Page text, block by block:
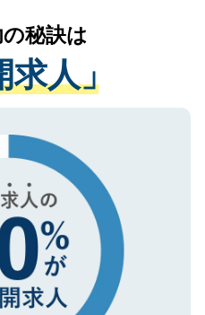
扱いについての厳密な
事業者のみに付与され
ークを取得済みです。
てもご安心ください。
医療機関の状況や紹介
、適切なアドバイスを
。すぐにご転職をされ
なサポートが可能です
ください。
秘訣は
求人」